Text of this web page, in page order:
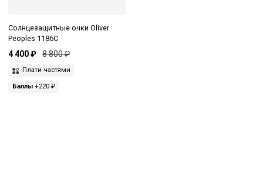
Солнцезащитные очки Oliver
Peoples 1186C
4 400 ₽ 8 800 ₽
Плати частями
Баллы +220 ₽